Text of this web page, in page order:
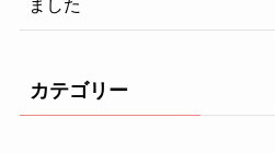
ました
カテゴリー